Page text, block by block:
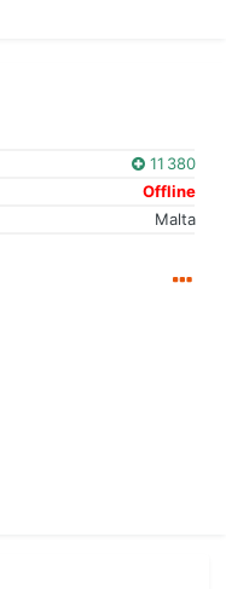
11 380
Offline
Malta